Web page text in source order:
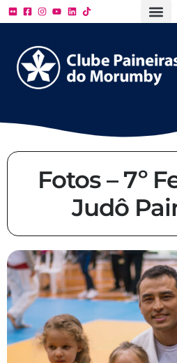
Fotos – 7º
Judô